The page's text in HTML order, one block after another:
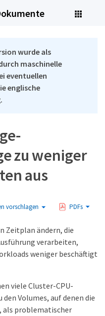
wurde als
maschinelle
eventuellen
englische
zu weniger
aus
vorschlagen PDFs
Zeitplan ändern, die
verarbeiten,
weniger beschäftigt
viele Cluster-CPU-
den Volumes, auf denen die
als problematischer